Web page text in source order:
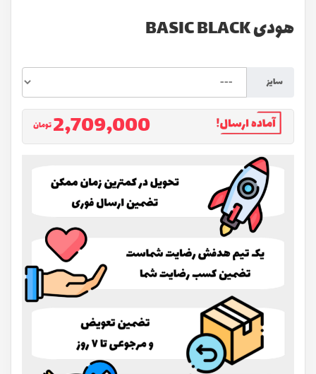
هودی BASIC BLACK
سايز
2,709,000تومان